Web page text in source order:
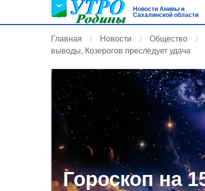
Новости Анивы и
Сахалинской области
Главная Новости Общество
выводы, Козерогов преследует удача
Гороскоп на